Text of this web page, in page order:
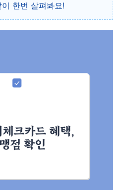
한번 살펴봐요!